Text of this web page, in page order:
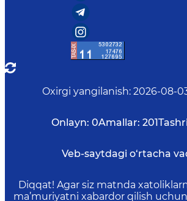
Oxirgi yangilanish: 2026-08-
Onlayn: 0Amallar: 201
Veb-saytdagi o‘rtacha
Diqqat! Agar siz matnda
ma’muriyatni xabardor qilish